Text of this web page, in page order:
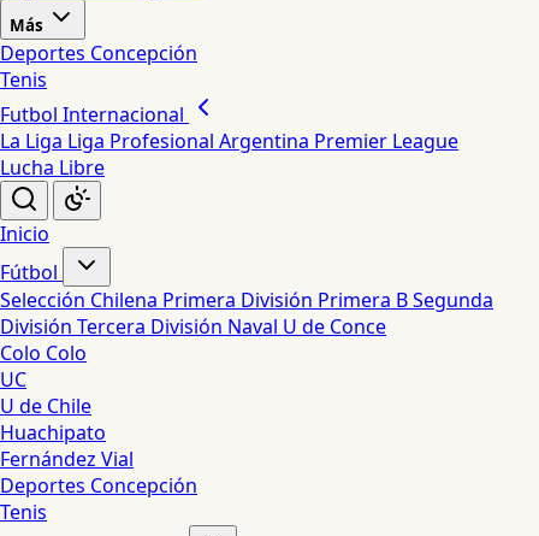
Más
Deportes Concepción
Tenis
Futbol Internacional
La Liga Liga Profesional Argentina Premier League
Lucha Libre
Inicio
Fútbol
Selección Chilena Primera División Primera BSegunda
División Tercera División Naval U de Conce
Colo Colo
UC
U de Chile
Huachipato
Fernández Vial
Deportes Concepción
Tenis